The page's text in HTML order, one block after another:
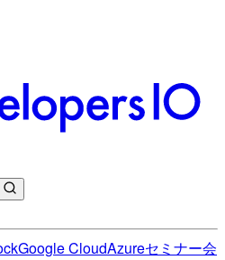
Google CloudAzureセミナー会